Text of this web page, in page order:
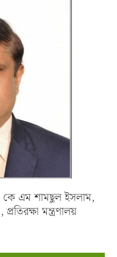
কে এম শামছুল ইসলাম,
প্রতিরক্ষা মন্ত্রণালয়